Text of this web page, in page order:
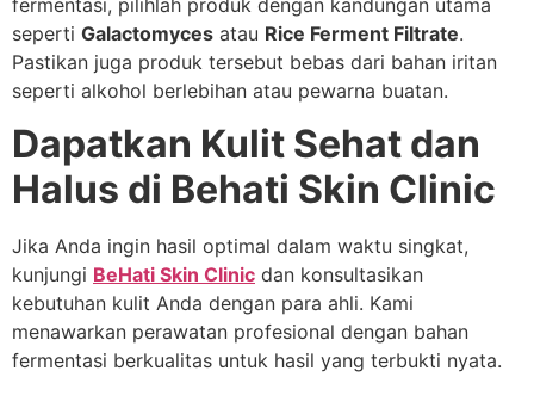
seperti Galactomyces atau Rice Ferment Filtrate.
Pastikan juga produk tersebut bebas dari bahan iritan
seperti alkohol berlebihan atau pewarna buatan.
Dapatkan Kulit Sehat dan
Halus di Behati Skin Clinic
Jika Anda ingin hasil optimal dalam waktu singkat,
kunjungi BeHati Skin Clinic dan konsultasikan
kebutuhan kulit Anda dengan para ahli. Kami
menawarkan perawatan profesional dengan bahan
fermentasi berkualitas untuk hasil yang terbukti nyata.